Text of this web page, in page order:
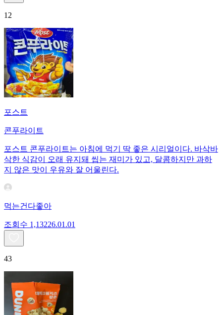
12
포스트
콘푸라이트
포스트 콘푸라이트는 아침에 먹기 딱 좋은 시리얼이다. 바삭바
삭한 식감이 오래 유지돼 씹는 재미가 있고, 달콤하지만 과하
지 않은 맛이 우유와 잘 어울린다.
먹는건다좋아
조회수 1,13226.01.01
43